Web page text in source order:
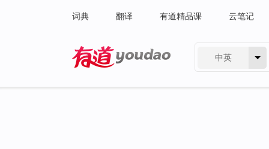
词典 翻译 有道精品课 云笔记
中英